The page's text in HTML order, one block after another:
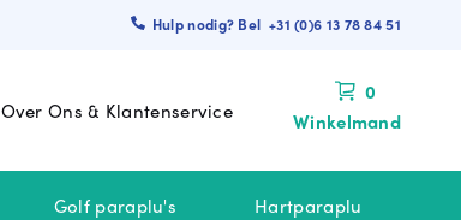
Hulp nodig? Bel +31 (0)6 13 78 84 51
0
Winkelmand
Over Ons & Klantenservice
Golf paraplu's Hartparaplu